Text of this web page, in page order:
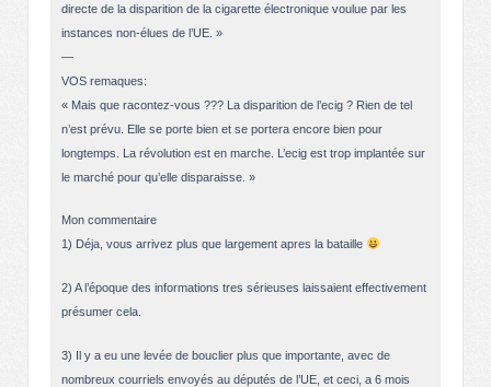
directe de la disparition de la cigarette électronique voulue par les
instances non-élues de l’UE. »
—
VOS remaques:
« Mais que racontez-vous ??? La disparition de l’ecig ? Rien de tel
n’est prévu. Elle se porte bien et se portera encore bien pour
longtemps. La révolution est en marche. L’ecig est trop implantée sur
le marché pour qu’elle disparaisse. »
Mon commentaire
1) Déja, vous arrivez plus que largement apres la bataille
2) A l’époque des informations tres sérieuses laissaient effectivement
présumer cela.
3) Il y a eu une levée de bouclier plus que importante, avec de
nombreux courriels envoyés au députés de l’UE, et ceci, a 6 mois